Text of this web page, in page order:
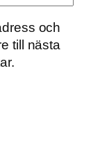
och
till nästa